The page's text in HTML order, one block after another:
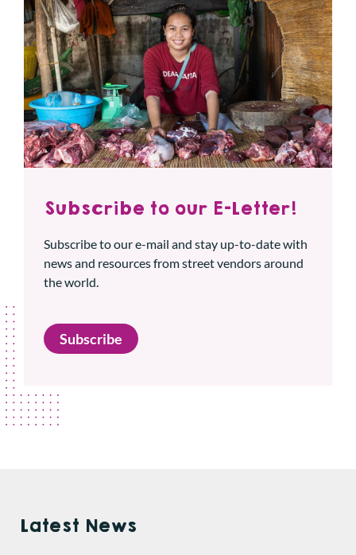
Subscribe to our E-Letter!
Subscribe to our e-mail and stay up-to-date with
news and resources from street vendors around
the world.
Subscribe
Latest News